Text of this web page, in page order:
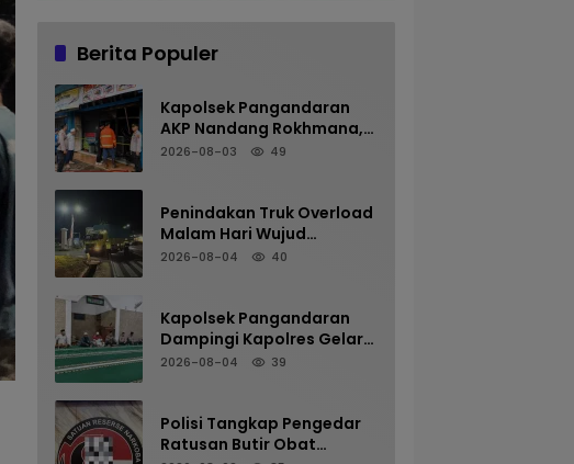
Berita Populer
Kapolsek Pangandaran
AKP Nandang Rokhmana,
S.H., M.H. Bersama
2026-08-03 49
Penindakan Truk Overload
Malam Hari Wujud
Komitmen Satlantas
2026-08-04 40
Kapolsek Pangandaran
Dampingi Kapolres Gelar
Sholat Subuh Keliling di
Jaga Kamtibmas
2026-08-04 39
Polisi Tangkap Pengedar
Ratusan Butir Obat